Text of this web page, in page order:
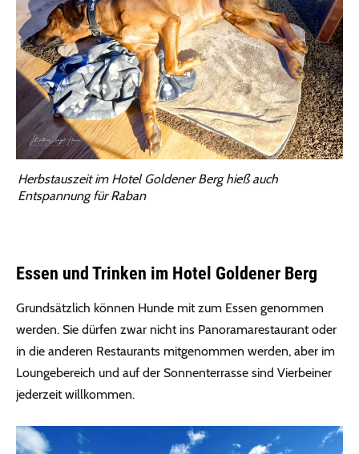
Herbstauszeit im Hotel Goldener Berg hieß auch
Entspannung für Raban
Essen und Trinken im Hotel Goldener Berg
Grundsätzlich können Hunde mit zum Essen genommen
werden. Sie dürfen zwar nicht ins Panoramarestaurant oder
in die anderen Restaurants mitgenommen werden, aber im
Loungebereich und auf der Sonnenterrasse sind Vierbeiner
jederzeit willkommen.